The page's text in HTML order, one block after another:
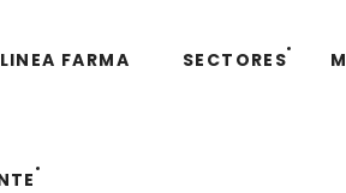
LINEA FARMA SECTORES